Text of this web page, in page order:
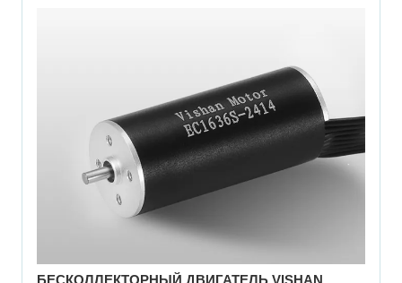
БЕСКОЛЛЕКТОРНЫЙ ДВИГАТЕЛЬ VISHAN